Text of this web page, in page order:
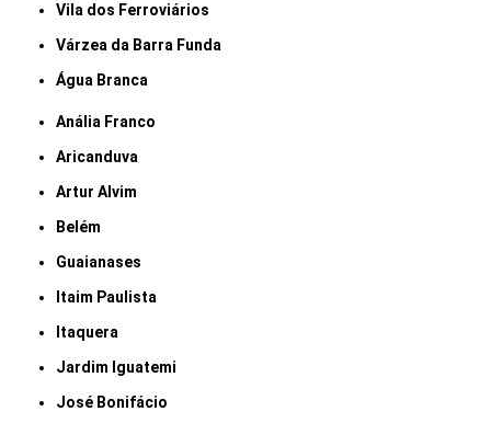
Vila dos Ferroviários
Várzea da Barra Funda
Água Branca
Anália Franco
Aricanduva
Artur Alvim
Belém
Guaianases
Itaim Paulista
Itaquera
Jardim Iguatemi
José Bonifácio